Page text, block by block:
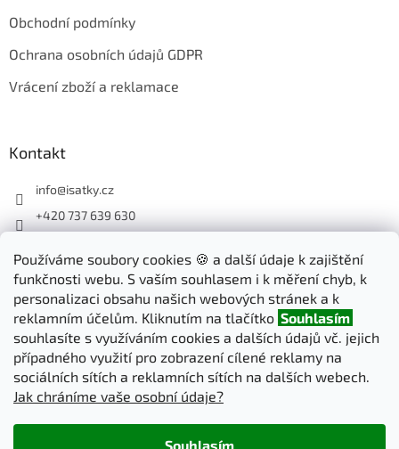
Používáme soubory cookies 🍪 a další údaje k zajištění
funkčnosti webu. S vaším souhlasem i k měření chyb, k
personalizaci obsahu našich webových stránek a k
reklamním účelům. Kliknutím na tlačítko Souhlasím
souhlasíte s využíváním cookies a dalších údajů vč. jejich
případného využití pro zobrazení cílené reklamy na
sociálních sítích a reklamních sítích na dalších webech.
Jak chráníme vaše osobní údaje?
Souhlasím
Obchodní podmínky
Ochrana osobních údajů GDPR
Vrácení zboží a reklamace
Kontakt
info@isatky.cz
+420 737 639 630
isatky_cz
Odebírat newsletter
PŘIHLÁSIT